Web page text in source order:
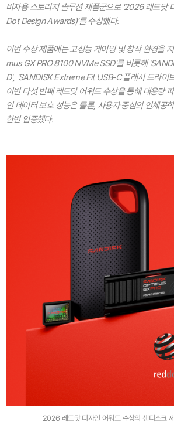
비자용 스토리지 솔루션 제품군으로 '2026 레드닷
Dot Design Awards)'를 수상했다.
이번 수상 제품에는 고성능 게이밍 및 창작 환경을
mus GX PRO 8100 NVMe SSD'를 비롯해
D', 'SANDISK Extreme Fit USB-C 플래시 드라이
이번 다섯 번째 레드닷 어워드 수상을 통해 대용량
인 데이터 보호 성능은 물론, 사용자 중심의 인체공
한번 입증했다.
2026 레드닷 디자인 어워드 수상의 샌디스크